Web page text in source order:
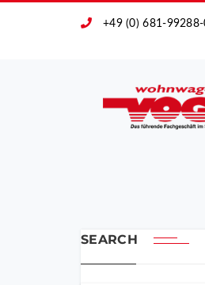
+49 (0) 681-99288-
SEARCH